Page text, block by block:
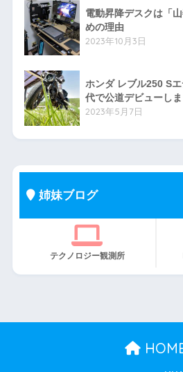
電動昇降デスクは「
めの理由
2023年10月3日
ホンダ レブル250 S
代で公道デビューし
2023年5月7日
姉妹ブログ
テクノロジー観測所